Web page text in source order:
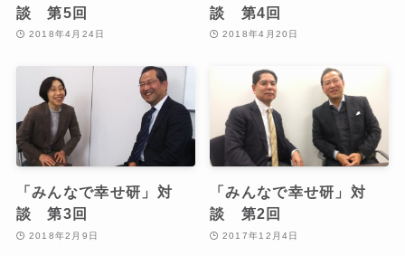
談 第5回
2018年4月24日
談 第4回
2018年4月20日
「みんなで幸せ研」対
談 第3回
2018年2月9日
「みんなで幸せ研」対
談 第2回
2017年12月4日